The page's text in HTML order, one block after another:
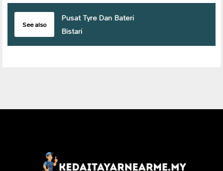
See also
Pusat Tyre Dan Bateri
Bistari